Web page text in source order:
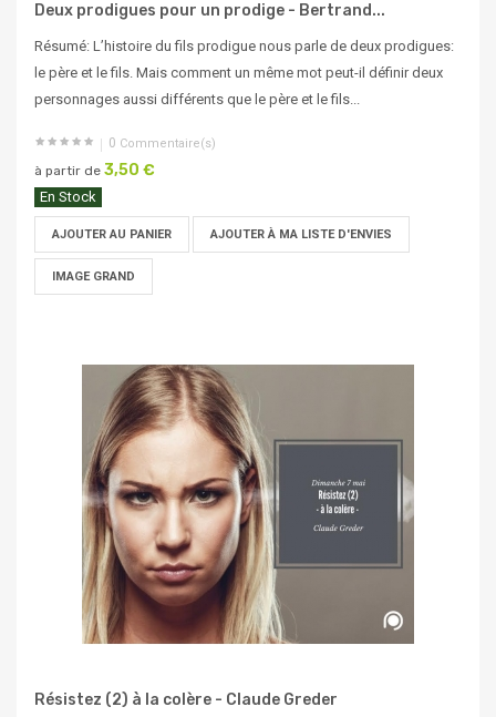
Deux prodigues pour un prodige - Bertrand...
Résumé: L’histoire du fils prodigue nous parle de deux prodigues:
le père et le fils. Mais comment un même mot peut-il définir deux
personnages aussi différents que le père et le fils...
0 Commentaire(s)
à partir de 3,50 €
En Stock
AJOUTER AU PANIER AJOUTER À MA LISTE D'ENVIES
IMAGE GRAND
Résistez (2) à la colère - Claude Greder